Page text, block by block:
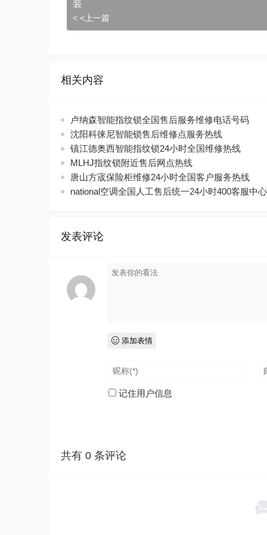
装
< <上一篇
相关内容
卢纳森智能指纹锁全国售后服务维修电话号码
沈阳科徕尼智能锁售后维修点服务热线
镇江德奥西智能指纹锁24小时全国维修热线
MLHJ指纹锁附近售后网点热线
唐山方宬保险柜维修24小时全国客户服务热线
national空调全国人工售后统一24小时400客服中心
发表评论
添加表情
记住用户信息
共有 0 条评论